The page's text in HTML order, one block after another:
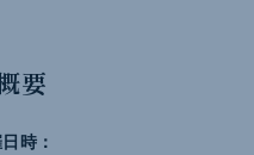
要
時：